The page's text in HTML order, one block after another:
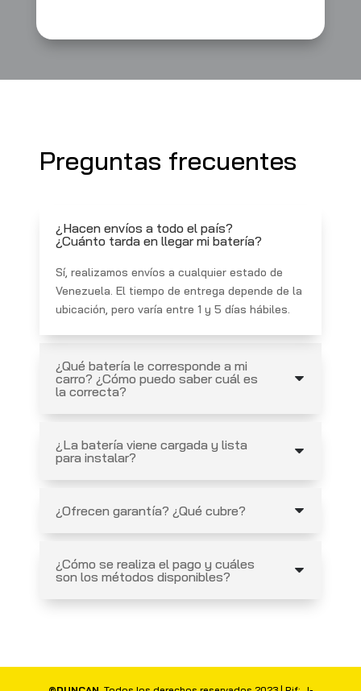
Preguntas frecuentes
¿Hacen envíos a todo el país?
¿Cuánto tarda en llegar mi batería?
Sí, realizamos envíos a cualquier estado de
Venezuela. El tiempo de entrega depende de la
ubicación, pero varía entre 1 y 5 días hábiles.
¿Qué batería le corresponde a mi
carro? ¿Cómo puedo saber cuál es
la correcta?
¿La batería viene cargada y lista
para instalar?
¿Ofrecen garantía? ¿Qué cubre?
¿Cómo se realiza el pago y cuáles
son los métodos disponibles?